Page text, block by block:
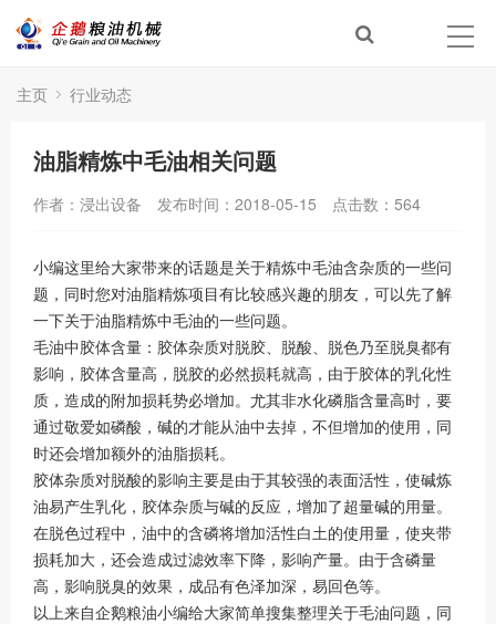
主页 行业动态
油脂精炼中毛油相关问题
作者：浸出设备 发布时间：2018-05-15 点击数： 564
小编这里给大家带来的话题是关于精炼中毛油含杂质的一些问
题，同时您对油脂精炼项目有比较感兴趣的朋友，可以先了解
一下关于油脂精炼中毛油的一些问题。
毛油中胶体含量：胶体杂质对脱胶、脱酸、脱色乃至脱臭都有
影响，胶体含量高，脱胶的必然损耗就高，由于胶体的乳化性
质，造成的附加损耗势必增加。尤其非水化磷脂含量高时，要
通过敬爱如磷酸，碱的才能从油中去掉，不但增加的使用，同
时还会增加额外的油脂损耗。
胶体杂质对脱酸的影响主要是由于其较强的表面活性，使碱炼
油易产生乳化，胶体杂质与碱的反应，增加了超量碱的用量。
在脱色过程中，油中的含磷将增加活性白土的使用量，使夹带
损耗加大，还会造成过滤效率下降，影响产量。由于含磷量
高，影响脱臭的效果，成品有色泽加深，易回色等。
以上来自企鹅粮油小编给大家简单搜集整理关于毛油问题，同